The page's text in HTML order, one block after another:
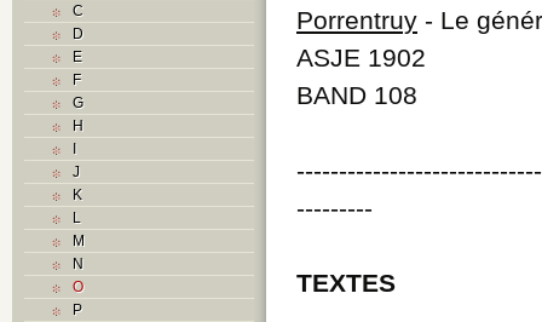
C
D
E
F
G
H
I
J
K
L
M
N
O
P
Porrentruy - Le
ASJE 1902
BAND 108
---------
TEXTES